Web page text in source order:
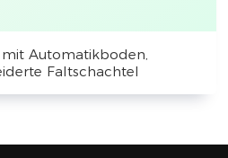
Automatikboden,
Faltschachtel